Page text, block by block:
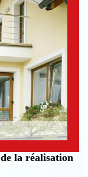
la réalisation